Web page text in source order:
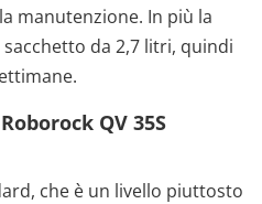
manutenzione. In più la
da 2,7 litri, quindi
QV 35S
che è un livello piuttosto